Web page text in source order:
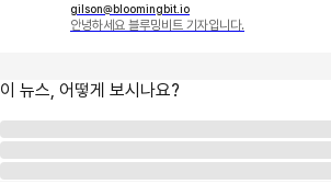
gilson@bloomingbit.io
안녕하세요 블루밍비트 기자입니다.
이 뉴스, 어떻게 보시나요?